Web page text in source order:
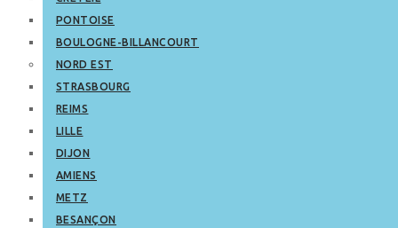
PONTOISE
BOULOGNE-BILLANCOURT
NORD EST
STRASBOURG
REIMS
LILLE
DIJON
AMIENS
METZ
BESANÇON